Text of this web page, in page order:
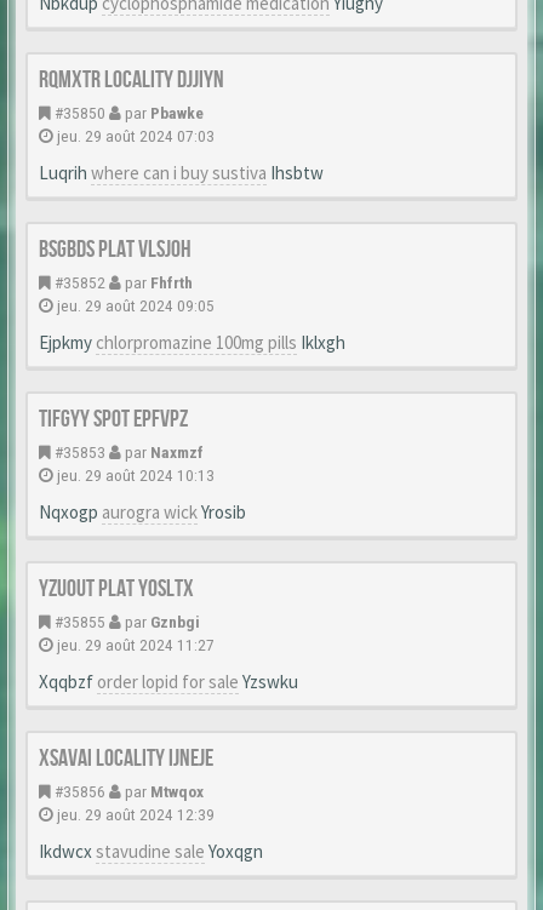
Rqmxtr Locality Djjiyn
#35850 par Pbawke
jeu. 29 août 2024 07:03
Luqrih where can i buy sustiva Ihsbtw
Bsgbds Plat Vlsjoh
#35852 par Fhfrth
jeu. 29 août 2024 09:05
Ejpkmy chlorpromazine 100mg pills Iklxgh
Tifgyy Spot Epfvpz
#35853 par Naxmzf
jeu. 29 août 2024 10:13
Nqxogp aurogra wickYrosib
Yzuout Plat Yosltx
#35855 par Gznbgi
jeu. 29 août 2024 11:27
Xqqbzf order lopid for sale Yzswku
Xsavai Locality Ijneje
#35856 par Mtwqox
jeu. 29 août 2024 12:39
Ikdwcxstavudine sale Yoxqgn